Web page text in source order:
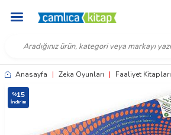
Anasayfa | Zeka Oyunları | Faaliyet Kitapları
%15
İndirim